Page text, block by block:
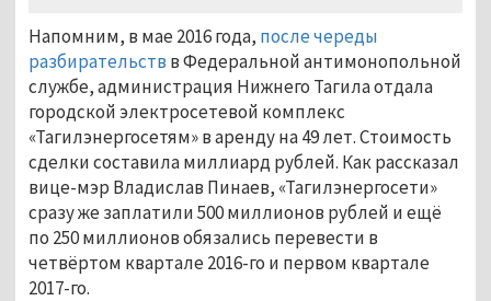
Напомним, в мае 2016 года, после череды
разбирательств в Федеральной антимонопольной
службе, администрация Нижнего Тагила отдала
городской электросетевой комплекс
«Тагилэнергосетям» в аренду на 49 лет. Стоимость
сделки составила миллиард рублей. Как рассказал
вице-мэр Владислав Пинаев, «Тагилэнергосети»
сразу же заплатили 500 миллионов рублей и ещё
по 250 миллионов обязались перевести в
четвёртом квартале 2016-го и первом квартале
2017-го.